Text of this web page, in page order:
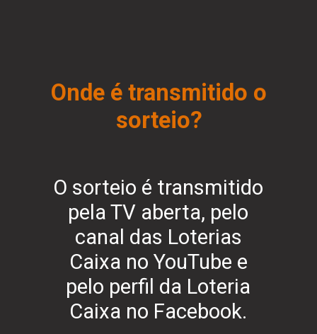
O sorteio é transmitido
pela TV aberta, pelo
canal das Loterias
Caixa no YouTube e
pelo perfil da Loteria
Caixa no Facebook.
Onde é transmitido o
sorteio?